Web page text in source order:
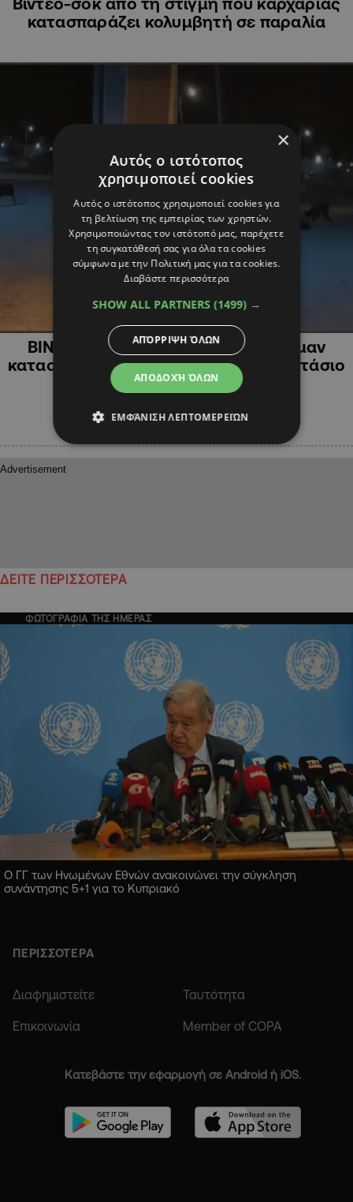
κατασπαράζει κολυμβητή σε παραλία
ΒΙΝΤΕΟ: Η στιγμή που δυο ντόπερμαν
κατασπαράζουν γάτο έξω από εργοστάσιο
ΔΕΙΤΕ ΠΕΡΙΣΣΟΤΕΡΑ
ΦΩΤΟΓΡΑΦΙΑ ΤΗΣ ΗΜΕΡΑΣ
Ο ΓΓ των Ηνωμένων Εθνών ανακοινώνει την σύγκληση
συνάντησης 5+1 για το Κυπριακό
ΠΕΡΙΣΣΟΤΕΡΑ
Διαφημιστείτε Ταυτότητα
Επικοινωνία Member of COPA
Κατεβάστε την εφαρμογή σε Android ή iOS.
×
Αυτός ο ιστότοπος
χρησιμοποιεί cookies
Αυτός ο ιστότοπος χρησιμοποιεί cookies για
τη βελτίωση της εμπειρίας των χρηστών.
Χρησιμοποιώντας τον ιστότοπό μας, παρέχετε
τη συγκατάθεσή σας για όλα τα cookies
σύμφωνα με την Πολιτική μας για τα cookies.
Διαβάστε περισσότερα
SHOW ALL PARTNERS (1499) →
ΑΠΟΔΟΧΉ ΌΛΩΝ
ΑΠΌΡΡΙΨΗ ΌΛΩΝ
ΕΜΦΆΝΙΣΗ ΛΕΠΤΟΜΕΡΕΙΏΝ